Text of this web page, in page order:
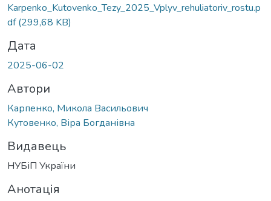
Karpenko_Kutovenko_Tezy_2025_Vplyv_rehuliatoriv_rostu.p
df(299,68 KB)
Дата
2025-06-02
Автори
Карпенко, Микола Васильович
Кутовенко, Віра Богданівна
Видавець
НУБіП України
Анотація